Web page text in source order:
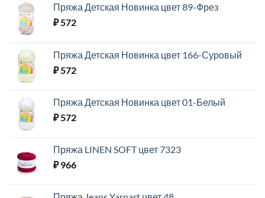
Пряжа Детская Новинка цвет 89-Фрез
₽572
Пряжа Детская Новинка цвет 166-Суровый
₽572
Пряжа Детская Новинка цвет 01-Белый
₽572
Пряжа LINEN SOFT цвет 7323
₽966